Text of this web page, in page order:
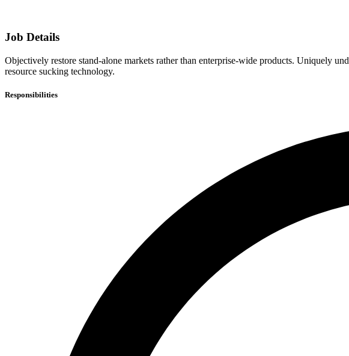
Job Details
Objectively restore stand-alone markets rather than enterprise-wide products. Uniquely
resource sucking technology.
Responsibilities